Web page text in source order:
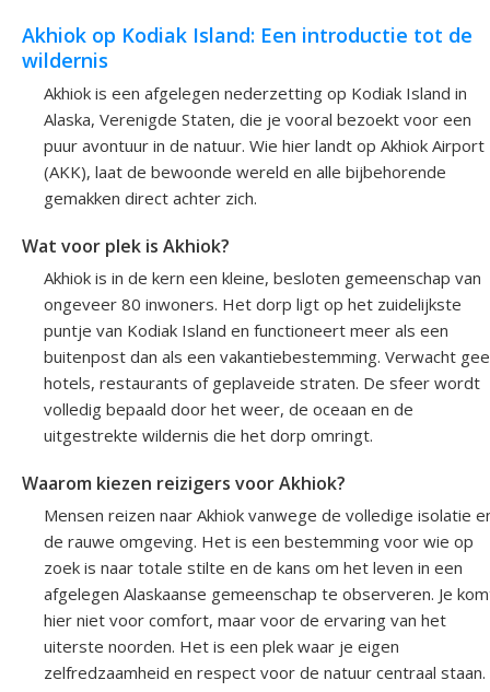
Akhiok op Kodiak Island: Een introductie tot de
wildernis
Akhiok is een afgelegen nederzetting op Kodiak Island in
Alaska, Verenigde Staten, die je vooral bezoekt voor een
puur avontuur in de natuur. Wie hier landt op Akhiok Airport
(AKK), laat de bewoonde wereld en alle bijbehorende
gemakken direct achter zich.
Wat voor plek is Akhiok?
Akhiok is in de kern een kleine, besloten gemeenschap van
ongeveer 80 inwoners. Het dorp ligt op het zuidelijkste
puntje van Kodiak Island en functioneert meer als een
buitenpost dan als een vakantiebestemming. Verwacht
hotels, restaurants of geplaveide straten. De sfeer wordt
volledig bepaald door het weer, de oceaan en de
uitgestrekte wildernis die het dorp omringt.
Waarom kiezen reizigers voor Akhiok?
Mensen reizen naar Akhiok vanwege de volledige isolatie
de rauwe omgeving. Het is een bestemming voor wie op
zoek is naar totale stilte en de kans om het leven in een
afgelegen Alaskaanse gemeenschap te observeren. Je
hier niet voor comfort, maar voor de ervaring van het
uiterste noorden. Het is een plek waar je eigen
zelfredzaamheid en respect voor de natuur centraal staan.